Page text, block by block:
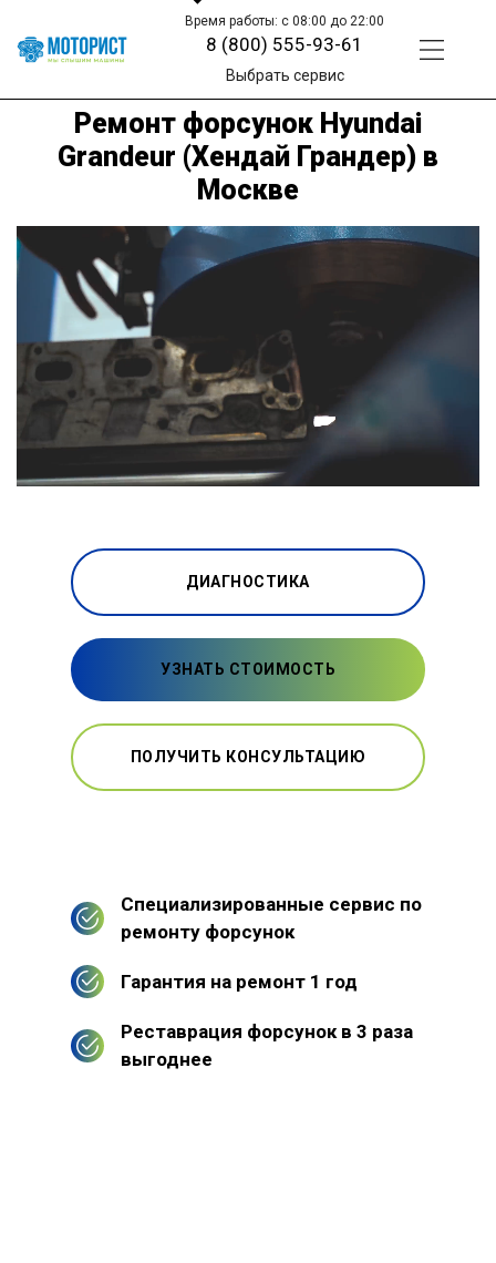
Время работы: с 08:00 до 22:00
8 (800) 555-93-61
Выбрать сервис
Ремонт форсунок Hyundai
Grandeur (Хендай Грандер) в
Москве
ДИАГНОСТИКА
УЗНАТЬ СТОИМОСТЬ
ПОЛУЧИТЬ КОНСУЛЬТАЦИЮ
Специализированные сервис по
ремонту форсунок
Гарантия на ремонт 1 год
Реставрация форсунок в 3 раза
выгоднее